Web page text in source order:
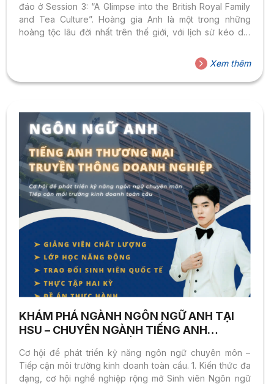
đáo ở Session 3: “A Glimpse into the British Royal Family
and Tea Culture”. Hoàng gia Anh là một trong những
hoàng tộc lâu đời nhất trên thế giới, với lịch sử kéo dài
vào thế kỷ thứ 9, hoàng tộc này đã trải qua nhiều giai
đoạn thăng trầm và hiện vẫn tiếp tục trị vì nước Anh.
Hoàng gia Anh không chỉ góp...
Xem thêm
KHÁM PHÁ NGÀNH NGÔN NGỮ ANH TẠI
HSU – CHUYÊN NGÀNH TIẾNG ANH
NGHIỆP
Cơ hội để phát triển kỹ năng ngôn ngữ chuyên môn –
Tiếp cận môi trường kinh doanh toàn cầu. 1. Kiến thức đa
dạng, cơ hội nghề nghiệp rộng mở Sinh viên Ngôn ngữ